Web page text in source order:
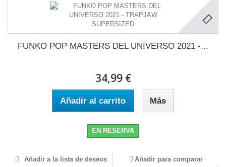
FUNKO POP MASTERS DEL UNIVERSO 2021 -...
34,99 €
Añadir al carrito Más
EN RESERVA
Añadir a la lista de deseos Añadir para comparar